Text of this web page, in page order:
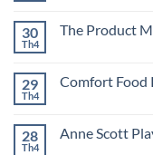
30
Th4
The Product
29
Th4
Comfort Food
28
Th4
Anne Scott